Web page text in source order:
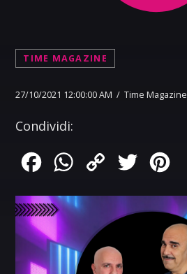
TIME MAGAZINE
27/10/2021 12:00:00 AM / Time Magazine
Condividi:
FacebookWhatsApp
Copy
Twitter